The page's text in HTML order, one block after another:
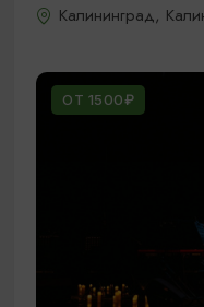
Калининград,
ОТ 1500₽